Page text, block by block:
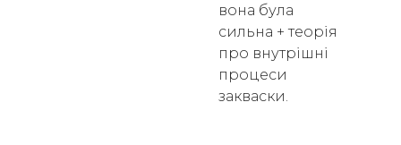
вона була
сильна + теорія
про внутрішні
процеси
закваски.